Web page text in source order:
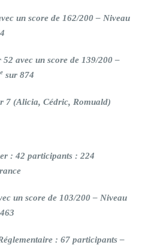
un score de 162/200 – Niveau
52 avec un score de 139/200 –
sur 874
7 (Alicia, Cédric, Romuald)
: 42 participants : 224
un score de 103/200 – Niveau
: 67 participants –